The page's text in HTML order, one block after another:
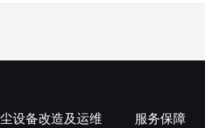
设备改造及运维 服务保障